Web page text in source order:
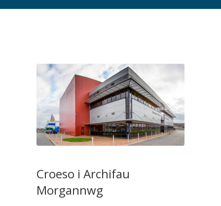
Croeso i Archifau
Morgannwg